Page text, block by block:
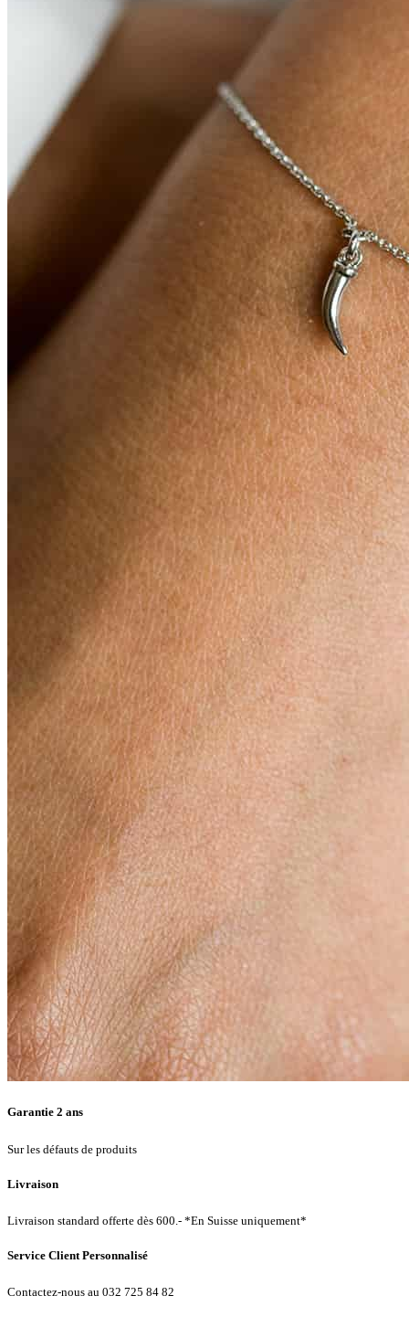
Garantie 2 ans
Sur les défauts de produits
Livraison
Livraison standard offerte dès 600.- *En Suisse uniquement*
Service Client Personnalisé
Contactez-nous au 032 725 84 82